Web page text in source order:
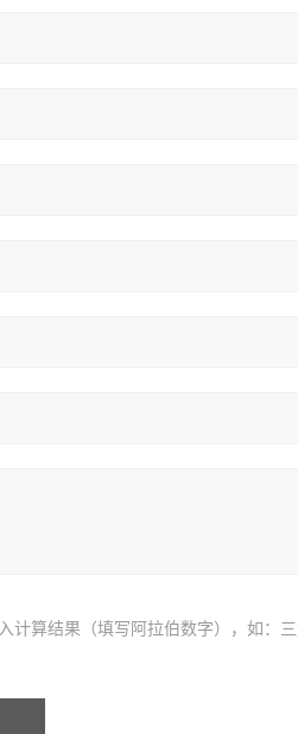
计算结果（填写阿拉伯数字），如：